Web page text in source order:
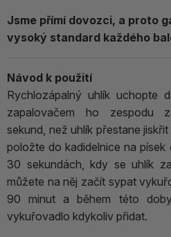
Jsme přímí dovozci, a proto
vysoký standard každého
Návod k použití
Rychlozápalný uhlík uchopte
zapalovačem ho zespodu
sekund, než uhlík přestane
položte do kadidelnice na písek
30 sekundách, kdy se uhlík
můžete na něj začít sypat
90 minut a během této
vykuřovadlo kdykoliv přidat.